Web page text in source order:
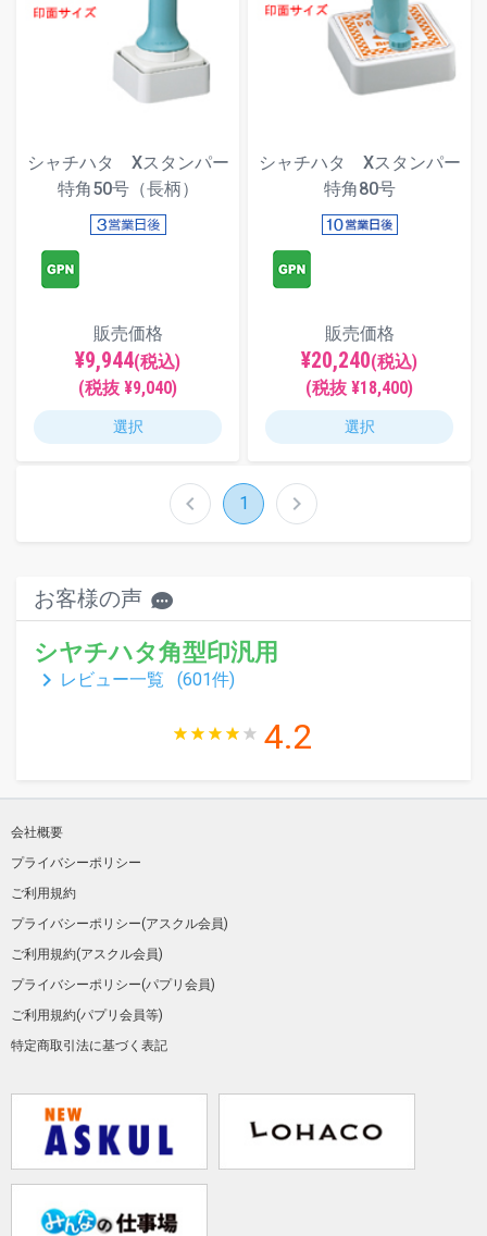
シャチハタ Xスタンパー
特角50号（長柄）
販売価格
¥9,944(税込)
(税抜 ¥9,040)
選択
シャチハタ Xスタンパー
特角80号
販売価格
¥20,240(税込)
(税抜 ¥18,400)
選択
chevron_left 1 chevron_right
お客様の声
シヤチハタ角型印汎用
keyboard_arrow_right レビュー一覧 (601件)
4.2
会社概要
プライバシーポリシー
ご利用規約
プライバシーポリシー(アスクル会員)
ご利用規約(アスクル会員)
プライバシーポリシー(パプリ会員)
ご利用規約(パプリ会員等)
特定商取引法に基づく表記